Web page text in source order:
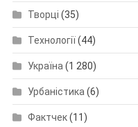
Творці (35)
Технології(44)
Україна (1 280)
Урбаністика (6)
Фактчек(11)